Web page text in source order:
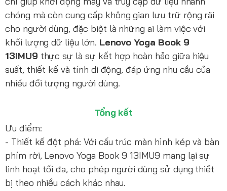
chóng mà còn cung cấp không gian lưu trữ rộng rãi
cho người dùng, đặc biệt là những ai làm việc với
khối lượng dữ liệu lớn. Lenovo Yoga Book 9
13IMU9 thực sự là sự kết hợp hoàn hảo giữa hiệu
suất, thiết kế và tính di động, đáp ứng nhu cầu của
nhiều đối tượng người dùng.
Tổng kết
Ưu điểm:
- Thiết kế đột phá: Với cấu trúc màn hình kép và bàn
phím rời, Lenovo Yoga Book 9 13IMU9 mang lại sự
linh hoạt tối đa, cho phép người dùng sử dụng thiết
bị theo nhiều cách khác nhau.